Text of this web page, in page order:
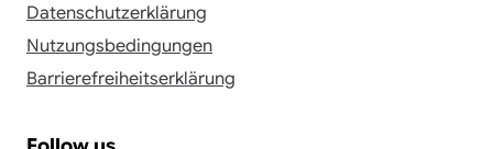
Datenschutzerklärung
Nutzungsbedingungen
Barrierefreiheitserklärung